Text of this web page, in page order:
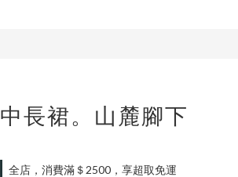
中長裙。山麓腳下
全店，消費滿＄2500，享超取免運